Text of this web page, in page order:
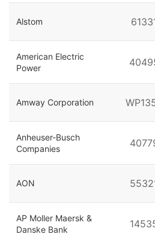
Alstom
American Electric
Power
Amway Corporation
Anheuser-Busch
Companies
AON
AP Moller Maersk &
Danske Bank